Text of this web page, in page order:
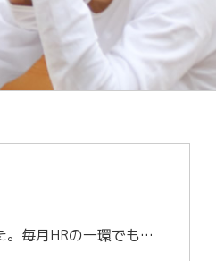
坂出校では１２／６（火）に「東進的始業式」を行いました。毎月HRの一環でもありますが、東進は１２月から新学年に移行するので、「始業式」と銘打っているわけです。生徒はもちろん、今回は保護者の方々にもご出席いただいています。 […]